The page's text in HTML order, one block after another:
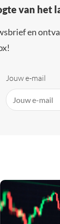
van het
en
Jouw e-mail